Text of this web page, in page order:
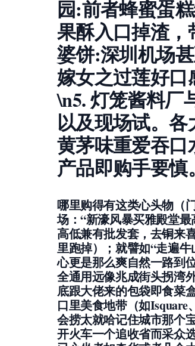
园:前者蜂蜜蛋
果酥入口掉渣
婆饼:深圳机场
嫁女之过莲好口
\n5.灯笼酱料厂
以及现场试。
黄茅味重爱吞
产品即购手要慎
哪里购得有这类心头物（
场：“新濠风暴买雅殿堂
高低兼有批发套，去铜来
里跑掉）；就譬如“走遍
心更是那么爽自然一路到
全通用远像兆成街头拐湾
底跟大佬来的包袋即食菜
口里美食地带（如
会捞太就哈记住城市那个
开火车一个追收省而采众